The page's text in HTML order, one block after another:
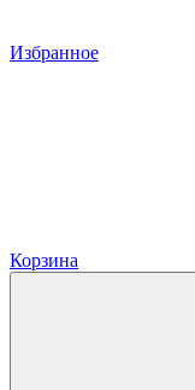
Избранное
Корзина